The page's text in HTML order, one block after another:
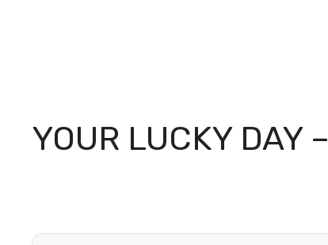
YOUR LUCKY DAY